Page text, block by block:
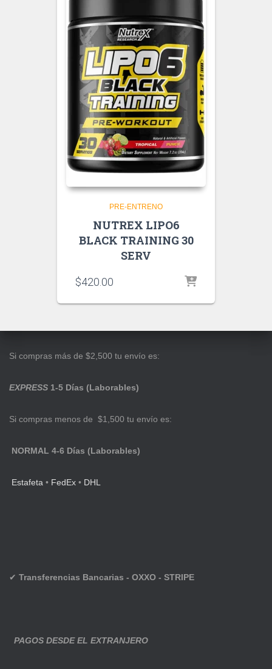
PRE-ENTRENO
NUTREX LIPO6
BLACK TRAINING 30
SERV
$420.00
Si compras más de $2,500 tu envío es:
EXPRESS 1-5 Días (Laborables)
Si compras menos de $1,500 tu envío es:
NORMAL 4-6 Días (Laborables)
Estafeta • FedEx • DHL
✔ Transferencias Bancarias - OXXO - STRIPE
PAGOS DESDE EL EXTRANJERO